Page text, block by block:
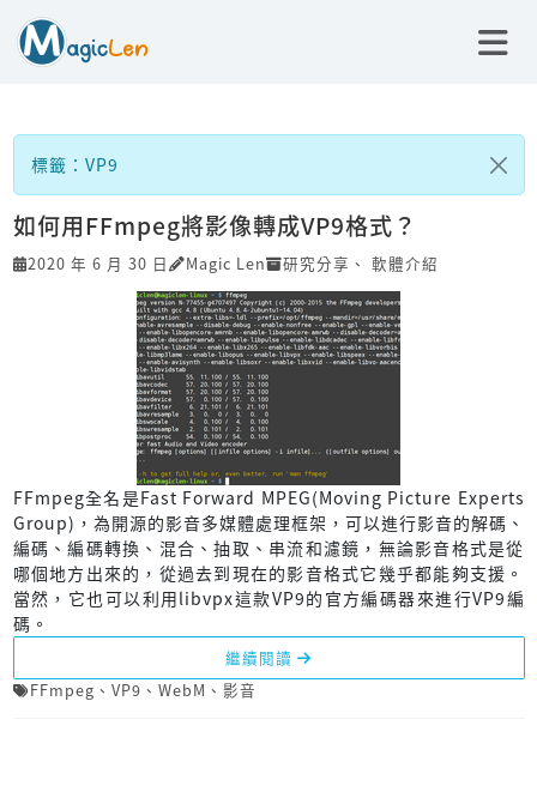
標籤：VP9
如何用FFmpeg將影像轉成VP9格式？
2020 年 6 月 30 日 Magic Len 研究分享 、 軟體介紹
FFmpeg全名是Fast Forward MPEG(Moving Picture Experts
Group)，為開源的影音多媒體處理框架，可以進行影音的解碼、
編碼、編碼轉換、混合、抽取、串流和濾鏡，無論影音格式是從
哪個地方出來的，從過去到現在的影音格式它幾乎都能夠支援。
當然，它也可以利用libvpx這款VP9的官方編碼器來進行VP9編
碼。
繼續閱讀
FFmpeg 、 VP9 、 WebM 、 影音